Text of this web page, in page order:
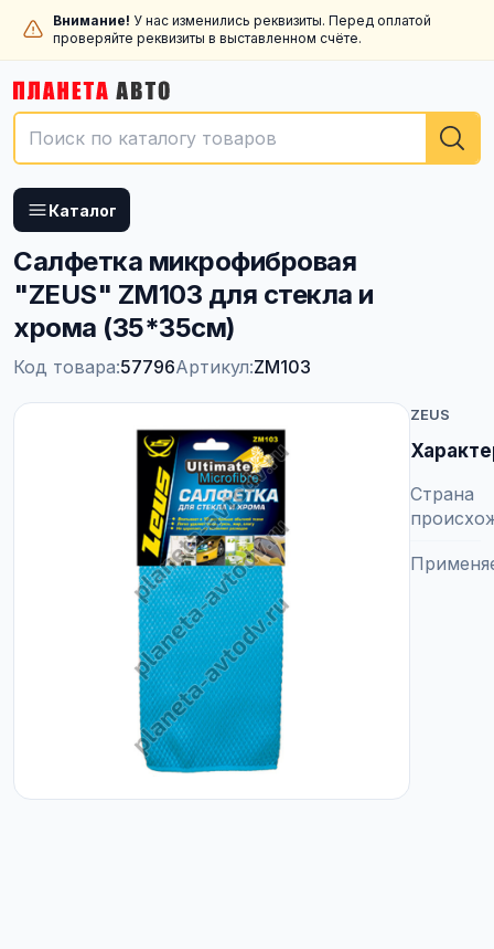
Внимание! У нас изменились реквизиты. Перед оплатой
проверяйте реквизиты в выставленном счёте.
Каталог
Салфетка микрофибровая
"ZEUS" ZM103 для стекла и
хрома (35*35см)
Код товара:57796Артикул:ZM103
ZEUS
Страна